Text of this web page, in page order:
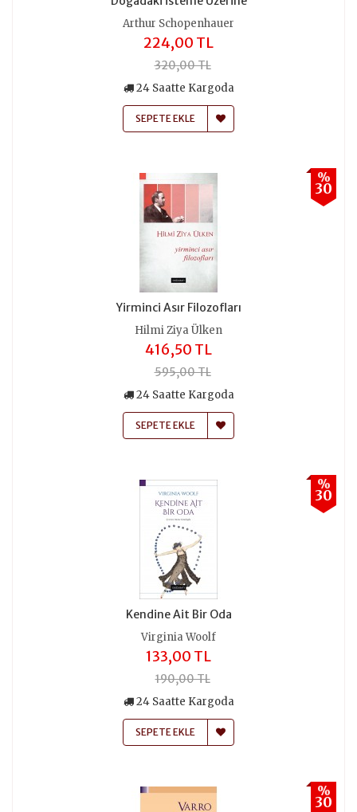
Arthur Schopenhauer
224,00 TL
320,00 TL
24 Saatte Kargoda
SEPETE EKLE
%
30
Yirminci Asır Filozofları
Hilmi Ziya Ülken
416,50 TL
595,00 TL
24 Saatte Kargoda
SEPETE EKLE
%
30
Kendine Ait Bir Oda
Virginia Woolf
133,00 TL
190,00 TL
24 Saatte Kargoda
SEPETE EKLE
%
30